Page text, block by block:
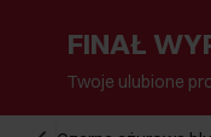
FINAŁ
Twoje ulubione